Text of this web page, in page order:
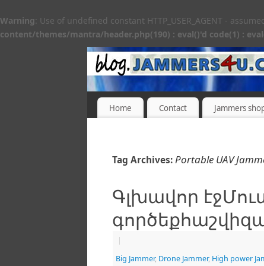
Warning: Use of undefined constant HTTP_USER_AGENT -
content/themes/mantra/header.php(190) : eval()'d code(1) :
Home Contact Jammers
Tag Archives:Portable UAV
Գլխավոր
|
Big Jammer, Drone Jammer, High power